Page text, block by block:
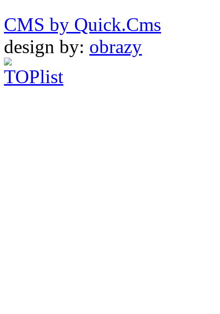
CMS by Quick.Cms
design by: obrazy